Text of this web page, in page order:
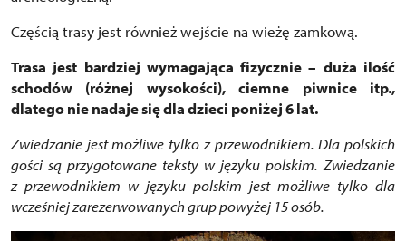
Częścią trasy jest również wejście na wieżę zamkową.
Trasa jest bardziej wymagająca fizycznie – duża ilość
schodów (różnej wysokości), ciemne piwnice itp.,
dlatego nie nadaje się dla dzieci poniżej 6 lat.
Zwiedzanie jest możliwe tylko z przewodnikiem. Dla polskich
gości są przygotowane teksty w języku polskim. Zwiedzanie
z przewodnikiem w języku polskim jest możliwe tylko dla
wcześniej zarezerwowanych grup powyżej 15 osób.